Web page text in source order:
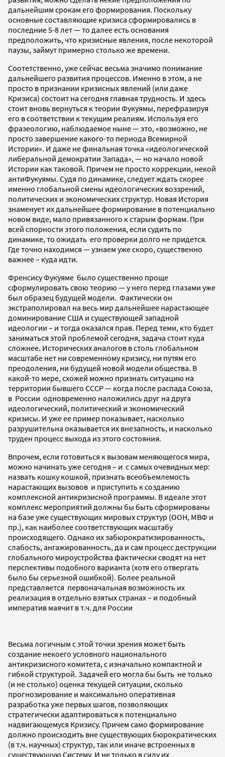
дальнейшим срокам его формирования. Поскольку
основные составляющие кризиса сформировались в
последние 5-8 лет — то далее есть основания
предположить, что кризисные явления, после некоторой
паузы, займут примерно столько же времени.
Соотетственно, уже сейчас весьма значимо понимание
дальнейшего развития процессов. Именно в этом, а не
просто в признании кризисных явлений (или даже
Кризиса) состоит на сегодня главная трудность. И здесь
стоит вновь вернуться к теории Фукуямы, перефразируя
его в соответствии к текущим реалиям. Используя его
фразеологию, наблюдаемое ныне — это, «возможно, не
просто завершение какого-то периода Всемирной
Истории». И даже не финальная точка «идеологической
либеральной демократии Запада», — но начало новой
Истории как таковой. Причем не просто коррекции, некой
антиФукуямы. Судя по динамике, следует ждать скорее
именно глобальной смены идеологических воззрений,
политических и экономических структур. Новая История
знаменует их дальнейшее формирование в потенциально
новом виде, мало привязанного к старым формам. При
всей спорности этого положения, если судить по
динамике, то ожидать его проверки долго не придется.
Где точно находимся — узнаем уже скоро, существенно
важнее – куда идти.
Френсису Фукуяме было существенно проще
сформулировать свою теорию — у него перед глазами уже
был образец будущей модели. Фактически он
экстраполировал на весь мир дальнейшее нарастающее
доминирование США и существующей западной
идеологии – и тогда оказался прав. Перед теми, кто будет
заниматься этой проблемой сегодня, задача стоит куда
сложнее. Исторических аналогов в столь глобальном
масштабе нет ни современному кризису, ни путям его
преодоления, ни будущей новой модели общества. В
какой-то мере, схожей можно признать ситуацию на
территории бывшего СССР — когда после распада Союза,
в России одновременно наложились друг на друга
идеологический, политический и экономический
кризисы. И уже ее пример показывает, насколько
разрушительна оказывается их внезапность, и насколько
труден процесс выхода из этого состояния.
Впрочем, если готовиться к вызовам меняющегося мира,
можно начинать уже сегодня – и с самых очевидных мер:
назвать кошку кошкой, признать всеобъемлемость
нарастающих вызовов и приступить к созданию
комплексной антикризисной программы. В идеале этот
комплекс мероприятий должны бы быть сформированы
на базе уже существующих мировых структур (ООН, МВФ и
пр.), как наиболее соответствующих масштабу
происходящего. Однако их забюрократизированность,
слабость, ангажированность, да и сам процесс деструкции
глобального мироустройства фактически сводят на нет
перспективы подобного варианта (хотя его отвергать
было бы серьезной ошибкой). Более реальной
представляется первоначальная возможность их
реализация в отдельно взятых странах – и подобный
императив маячит в т.ч. для России
Весьма логичным с этой точки зрения может быть
создание некоего условного национального
антикризисного комитета, с изначально компактной и
гибкой структурой. Задачей его могла бы быть не только
(и не столько) оценка текущей ситуации, сколько
прогнозирование и максимально оперативная
разработка уже первых шагов, позволяющих
стратегически адаптироваться к потенциально
надвигающемуся Кризису. Причем само формирование
должно происходить вне существующих бюрократических
(в т.ч. научных) структур, так или иначе встроенных в
существующую Систему. И не только в силу их